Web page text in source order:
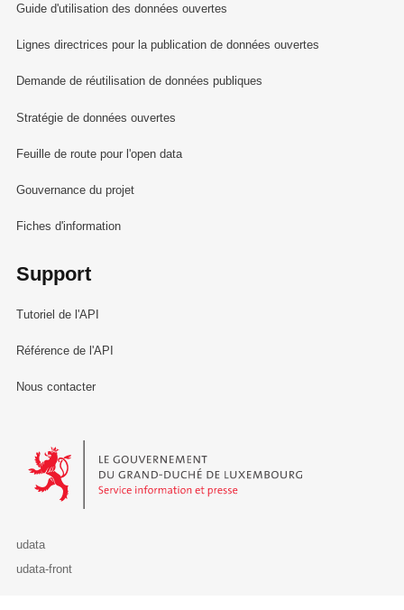
Guide d'utilisation des données ouvertes
Lignes directrices pour la publication de données ouvertes
Demande de réutilisation de données publiques
Stratégie de données ouvertes
Feuille de route pour l'open data
Gouvernance du projet
Fiches d'information
Support
Tutoriel de l'API
Référence de l'API
Nous contacter
Le Gouvernement du Grand-Duché de Luxembourg - Service
udata
udata-front